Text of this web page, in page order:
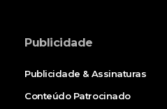
Publicidade
Publicidade & Assinaturas
Conteúdo Patrocinado